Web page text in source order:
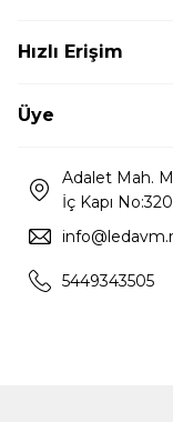
Hızlı Erişim
Üye
Adalet Mah.
İç Kapı
5449343505